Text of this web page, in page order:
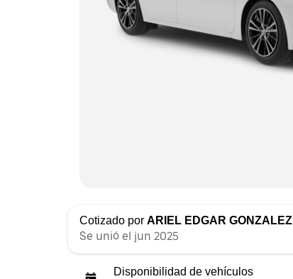
Cotizado por ARIEL EDGAR GONZALEZ
Se unió el jun 2025
Disponibilidad de vehículos